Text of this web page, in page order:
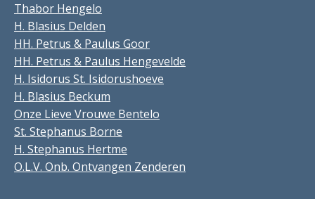
Thabor Hengelo
H. Blasius Delden
HH. Petrus & Paulus Goor
HH. Petrus & Paulus Hengevelde
H. Isidorus St. Isidorushoeve
H. Blasius Beckum
Onze Lieve Vrouwe Bentelo
St. Stephanus Borne
H. Stephanus Hertme
O.L.V. Onb. Ontvangen Zenderen